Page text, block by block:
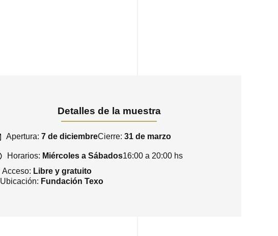
Detalles de la muestra
Apertura:7 de diciembreCierre:31 de marzo
Horarios: Miércoles a Sábados16:00 a 20:00 hs
Acceso: Libre y gratuito
Ubicación: Fundación Texo